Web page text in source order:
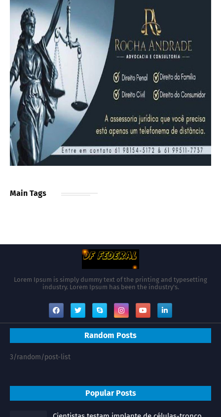
Main Tags
Lorem Ipsum is simply dummy text of the printing and typesetting
industry. Lorem Ipsum has been the industry's.
Random Posts
3/random/post-list
Popular Posts